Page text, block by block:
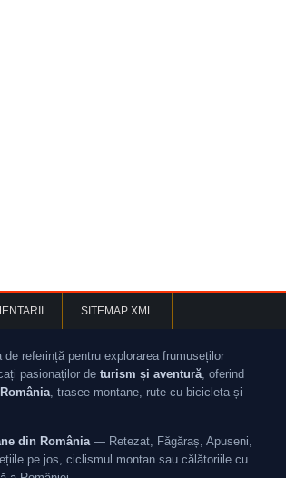
SITEMAP XML
de referință pentru explorarea frumuseților
pasionaților de turism și aventură, oferind
, trasee montane, rute cu bicicleta și
din România— Retezat, Făgăraș, Apuseni,
pe jos, ciclismul montan sau călătoriile cu